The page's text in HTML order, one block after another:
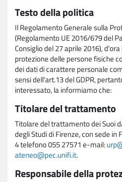
Testo della politica
Il Regolamento Generale sulla
(Regolamento UE 2016/679 del
Consiglio del 27 aprile 2016),
protezione delle persone fisiche
dei dati di carattere personale
sensi dell'art.13 del GDPR,
interessato, la informiamo che:
Titolare del trattamento
Titolare del trattamento dei Suoi
degli Studi di Firenze, con sede in
4 telefono 055 27571 e-mail:
ateneo@pec.unifi.it.
Responsabile della